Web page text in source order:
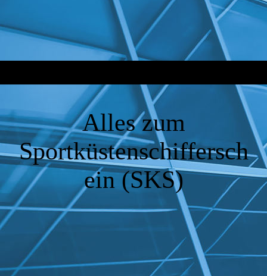
Alles zum
Sportküstenschiffersch
ein (SKS)